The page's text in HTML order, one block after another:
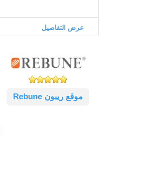
عرض التفاصيل
موقع ريبون Rebune